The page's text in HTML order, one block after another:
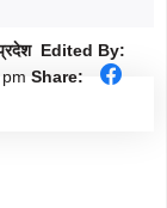
प्रदेश Edited By:
Share: